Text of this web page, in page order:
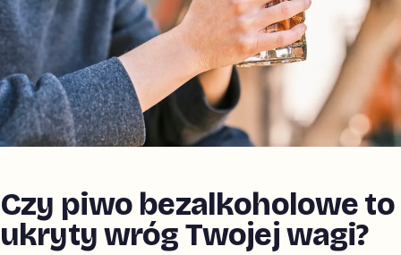
Czy piwo bezalkoholowe to
ukryty wróg Twojej wagi?